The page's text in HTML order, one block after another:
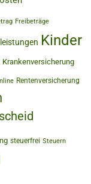
Freibeträge
Kinder
Krankenversicherung
Rentenversicherung
steuerfrei Steuern